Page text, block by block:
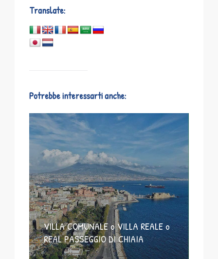
Translate:
Potrebbe interessarti anche:
VILLA COMUNALE o VILLA REALE o
REAL PASSEGGIO DI CHIAIA